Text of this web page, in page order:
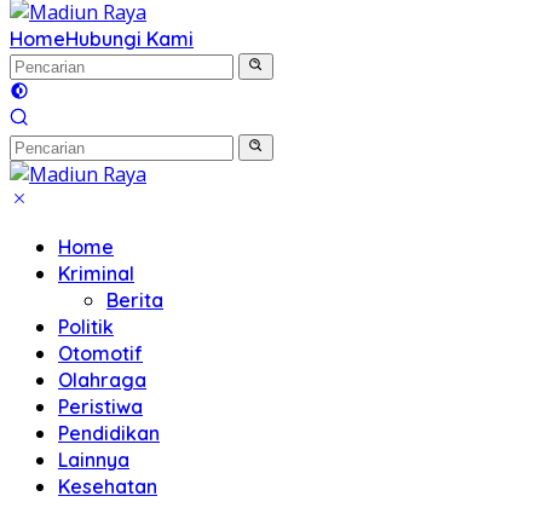
HomeHubungi Kami
Home
Kriminal
Berita
Politik
Otomotif
Olahraga
Peristiwa
Pendidikan
Lainnya
Kesehatan